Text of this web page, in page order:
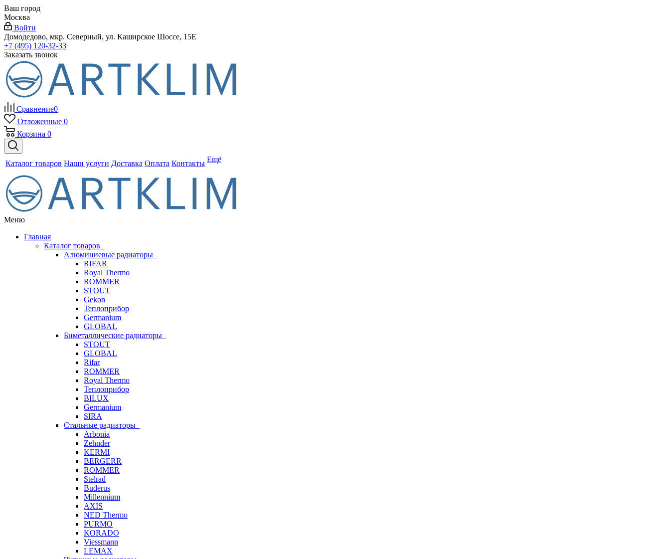
Ваш город
Москва
Войти
Домодедово, мкр. Северный, ул. Каширское Шоссе, 15Е
+7 (495) 120-32-33
Заказать звонок
Сравнение0
Отложенные 0
Корзина 0
Каталог товаров Наши услуги Доставка Оплата Контакты Ещё
Меню
Главная
Каталог товаров
Алюминиевые радиаторы
RIFAR
Royal Thermo
ROMMER
STOUT
Gekon
Теплоприбор
Germanium
GLOBAL
Биметаллические радиаторы
STOUT
GLOBAL
Rifar
ROMMER
Royal Thermo
Теплоприбор
BILUX
Germanium
SIRA
Стальные радиаторы
Arbonia
Zehnder
KERMI
BERGERR
ROMMER
Stelrad
Buderus
Millennium
AXIS
NED Thermo
PURMO
KORADO
Viessmann
LEMAX